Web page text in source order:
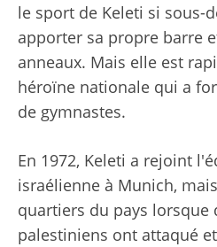
le sport de Keleti si sous-
apporter sa propre barre
anneaux. Mais elle est
héroïne nationale qui a
de gymnastes.
En 1972, Keleti a rejoint
israélienne à Munich,
quartiers du pays lorsque
palestiniens ont attaqué